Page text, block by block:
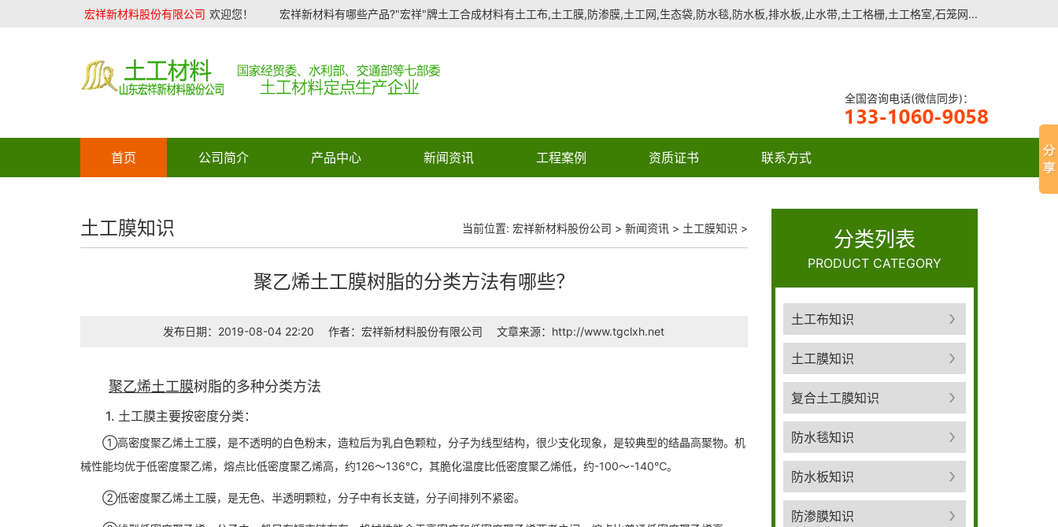
宏祥新材料股份有限公司 欢迎您！ 宏祥新材料有哪些产品?"宏祥"牌土工合成材料有土工布,土工膜,防渗膜,土工网,生态袋,防水毯,防水板,排水板,止水带,土工格栅,土工格室,石笼网...
全国咨询电话(微信同步)：
首页 公司简介 产品中心 新闻资讯 工程案例 资质证书 联系方式
土工膜知识 当前位置: 宏祥新材料股份公司 > 新闻资讯> 土工膜知识 >
聚乙烯土工膜树脂的分类方法有哪些？
发布日期：2019-08-04 22:20 作者：宏祥新材料股份有限公司 文章来源：http://www.tgclxh.net
聚乙烯土工膜树脂的多种分类方法
1. 土工膜主要按密度分类：
①高密度聚乙烯土工膜，是不透明的白色粉末，造粒后为乳白色颗粒，分子为线型结构，很少支化现象，是较典型的结晶高聚物。机
械性能均优于低密度聚乙烯，熔点比低密度聚乙烯高，约126～136℃，其脆化温度比低密度聚乙烯低，约-100～-140℃。
②低密度聚乙烯土工膜，是无色、半透明颗粒，分子中有长支链，分子间排列不紧密。
分类列表
PRODUCT CATEGORY
土工布知识
土工膜知识
复合土工膜知识
防水毯知识
防水板知识
防渗膜知识